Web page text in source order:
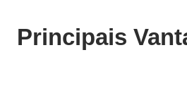
Principais